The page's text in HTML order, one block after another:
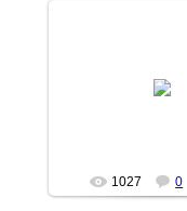
1027 0